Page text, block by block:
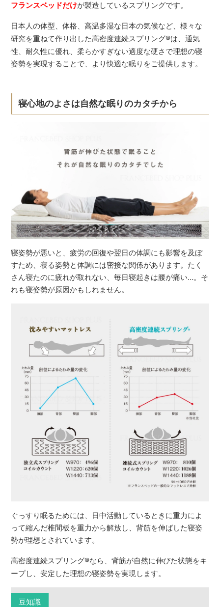
フランスベッドだけが製造しているスプリングです。
日本人の体型、体格、高温多湿な日本の気候など、様々な
研究を重ねて作り出した高密度連続スプリング®は、通気
性、耐久性に優れ、柔らかすぎない適度な硬さで理想の寝
姿勢を実現することで、より快適な眠りをご提供します。
寝心地のよさは自然な眠りのカタチから
寝姿勢が悪いと、疲労の回復や翌日の体調にも影響を及ぼ
すため、寝る姿勢と体調には密接な関係があります。たく
さん寝たのに疲れが取れない、毎日寝起きは腰が痛い…。そ
れも寝姿勢が原因かもしれません。
ぐっすり眠るためには、日中活動しているときに重力によ
って縮んだ椎間板を重力から解放し、背筋を伸ばした寝姿
勢が理想とされています。
高密度連続スプリング®なら、背筋が自然に伸びた状態をキ
ープし、安定した理想の寝姿勢を実現します。
豆知識